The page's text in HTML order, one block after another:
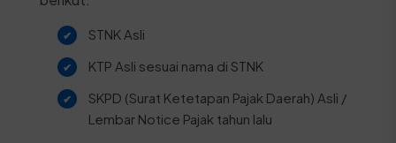
STNK Asli
KTP Asli sesuai nama di STNK
SKPD (Surat Ketetapan Pajak Daerah) Asli /
Lembar Notice Pajak tahun lalu